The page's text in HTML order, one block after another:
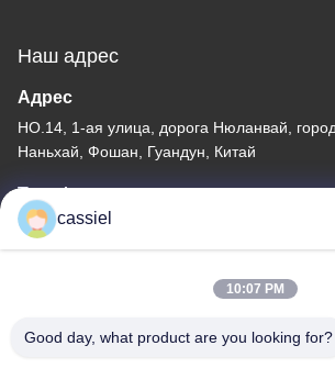
Наш адрес
Адрес
НО.14, 1-ая улица, дорога Нюланвай,
Наньхай, Фошан, Гуандун, Китай
Телефон
86-139-2915-0962
cassiel
10:07 PM
Good day, what product are you looking for?